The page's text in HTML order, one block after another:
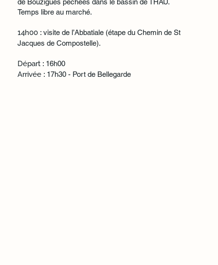
de Bouzigues péchées dans le bassin de THAU.
Temps libre au marché.
14h00: visite de l’Abbatiale (étape du Chemin de St
Jacques de Compostelle).
Départ: 16h00
Arrivée: 17h30 - Port de Bellegarde